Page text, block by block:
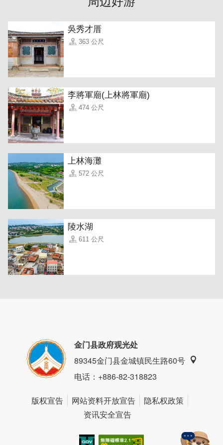
的香气马上就让人放松心情、放慢脚步，等着那一口热腾腾
大明餐厅不只擅长家常菜，更将金门在地食材入菜，用心煮
出一道道有记忆的味道。老板特别推荐几道招牌料理，每一
战地炒泡面｜融合金门战地文化与台味经典，浓郁酱香、料
多实在，选用来自上林海域的当地海蚵，鲜甜弹牙、充满海
味，是大人小孩都爱的风味小吃。
酥炸三明治｜特制的三明治外酥内嫩，一口咬下金黄酥脆，
吳秀才厝
363 公尺
李將軍廟(上林將軍廟)
474 公尺
上林海灘
572 公尺
陵水湖
611 公尺
金门县政府观光处
89345金门县金城镇民生路60号
电话：+886-82-318823
版权宣告 网站资料开放宣告
隐私权政策
资讯安全宣告